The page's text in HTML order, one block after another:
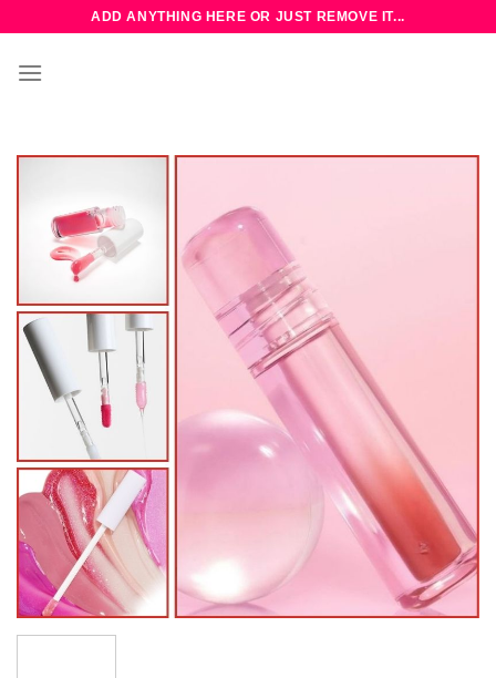
nội
ADD ANYTHING HERE OR JUST REMOVE IT...